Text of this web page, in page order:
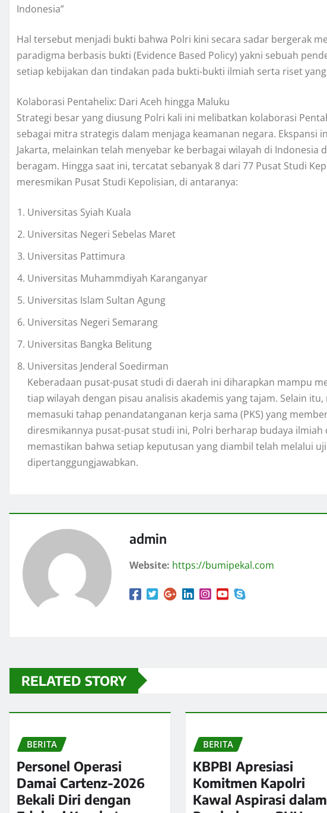
Indonesia”
Hal tersebut menjadi bukti bahwa Polri kini secara sadar bergerak
paradigma berbasis bukti (Evidence Based Policy) yakni sebuah
setiap kebijakan dan tindakan pada bukti-bukti ilmiah serta riset
Kolaborasi Pentahelix: Dari Aceh hingga Maluku
Strategi besar yang diusung Polri kali ini melibatkan kolaborasi
sebagai mitra strategis dalam menjaga keamanan negara. Ekspansi
Jakarta, melainkan telah menyebar ke berbagai wilayah di
beragam. Hingga saat ini, tercatat sebanyak 8 dari 77 Pusat Studi
meresmikan Pusat Studi Kepolisian, di antaranya:
Universitas Syiah Kuala
Universitas Negeri Sebelas Maret
Universitas Pattimura
Universitas Muhammdiyah Karanganyar
Universitas Islam Sultan Agung
Universitas Negeri Semarang
Universitas Bangka Belitung
Universitas Jenderal Soedirman
Keberadaan pusat-pusat studi di daerah ini diharapkan mampu
tiap wilayah dengan pisau analisis akademis yang tajam. Selain
memasuki tahap penandatanganan kerja sama (PKS) yang
diresmikannya pusat-pusat studi ini, Polri berharap budaya
memastikan bahwa setiap keputusan yang diambil telah melalui
dipertanggungjawabkan.
admin
Website: https://bumipekal.com
RELATED STORY
BERITA
Personel Operasi
Damai Cartenz-2026
Bekali Diri dengan
BERITA
KBPBI Apresiasi
Komitmen Kapolri
Kawal Aspirasi dalam